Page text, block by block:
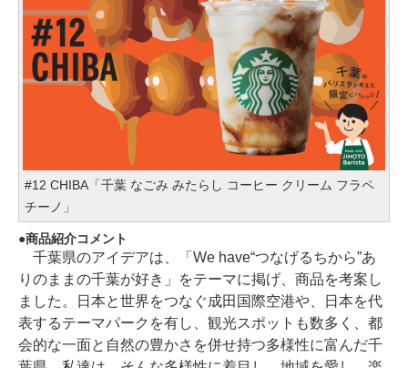
#12 CHIBA「千葉 なごみ みたらし コーヒー クリーム フラペ
チーノ」
商品紹介コメント
千葉県のアイデアは、「We have“つなげるちから”あ
りのままの千葉が好き」をテーマに掲げ、商品を考案し
ました。日本と世界をつなぐ成田国際空港や、日本を代
表するテーマパークを有し、観光スポットも数多く、都
会的な一面と自然の豊かさを併せ持つ多様性に富んだ千